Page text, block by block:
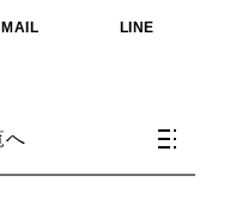
MAIL LINE
へ